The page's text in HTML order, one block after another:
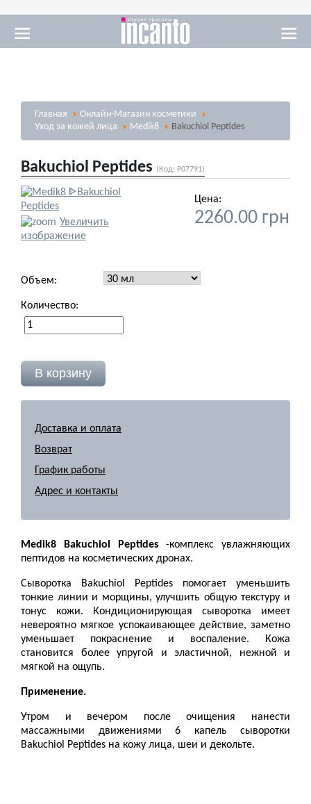
Массаж
Визаж
Главная
Онлайн-Магазин косметики
Уход за кожей лица
Medik8 Bakuchiol Peptides
Bakuchiol Peptides (Код: Р07791)
Увеличить
изображение
Цена:
2260.00 грн
Объем:
Количество:
Доставка и оплата
Возврат
График работы
Адрес и контакты
Medik8 Bakuchiol Peptides -комплекс увлажняющих
пептидов на косметических дронах.
Сыворотка Bakuchiol Peptides помогает уменьшить
тонкие линии и морщины, улучшить общую текстуру и
тонус кожи. Кондиционирующая сыворотка имеет
невероятно мягкое успокаивающее действие, заметно
уменьшает покраснение и воспаление. Кожа
становится более упругой и эластичной, нежной и
мягкой на ощупь.
Применение.
Утром и вечером после очищения нанести
массажными движениями 6 капель сыворотки
Bakuchiol Peptides на кожу лица, шеи и декольте.